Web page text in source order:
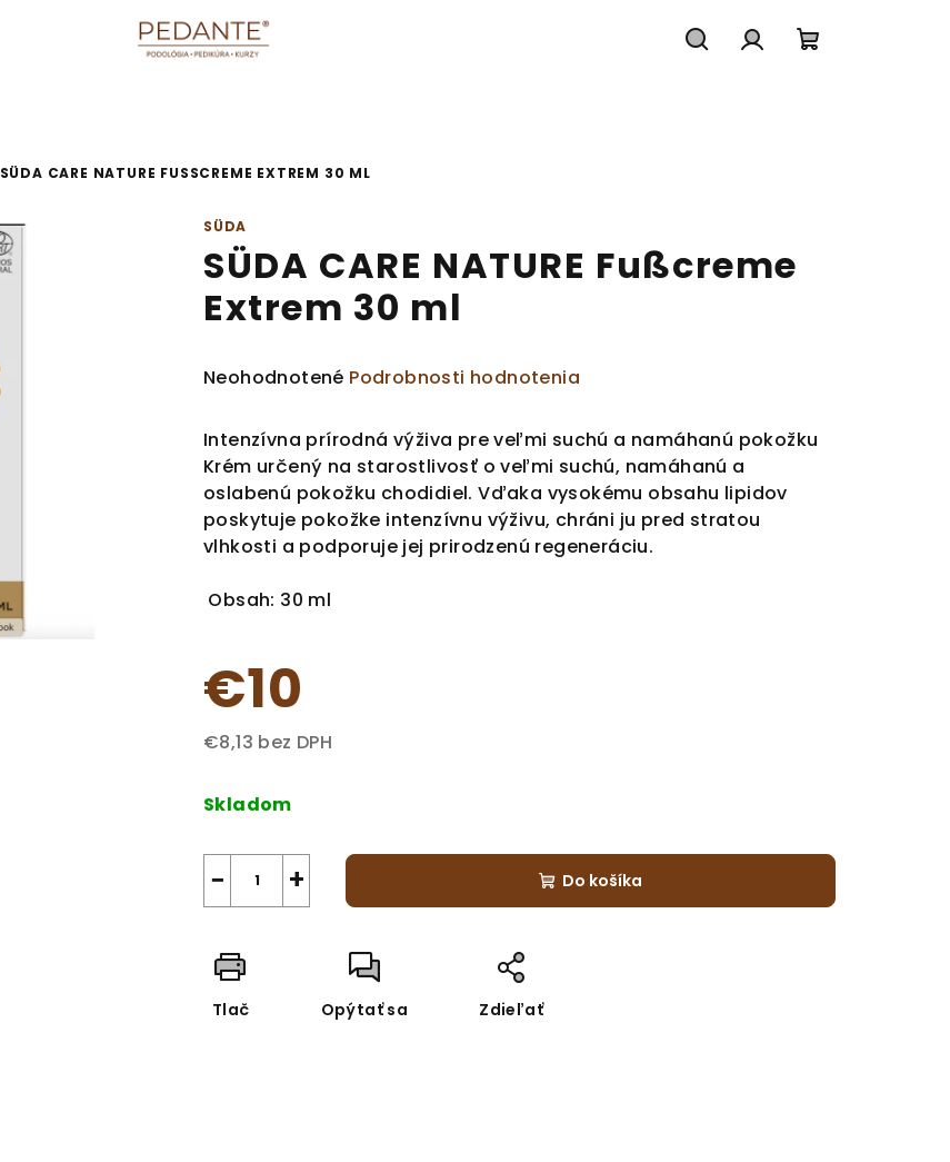
SÜDA CARE NATURE FUSSCREME EXTREM 30 ML
SÜDA
SÜDA CARE NATURE Fußcreme
Extrem 30 ml
Priemerné
produktu
je
0,0
z
5
hviezdičiek.
Neohodnotené Podrobnosti hodnotenia
Intenzívna prírodná výživa pre veľmi suchú a namáhanú pokožku
Krém určený na starostlivosť o veľmi suchú, namáhanú a
oslabenú pokožku chodidiel. Vďaka vysokému obsahu lipidov
poskytuje pokožke intenzívnu výživu, chráni ju pred stratou
vlhkosti a podporuje jej prirodzenú regeneráciu.
Obsah: 30 ml
€10
€8,13 bez DPH
cena:
Skladom
+
− Do košíka
Tlač Opýtať sa Zdieľať